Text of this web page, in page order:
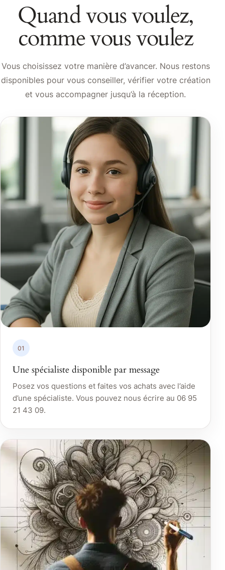
Quand vous voulez,
comme vous voulez
Vous choisissez votre manière d’avancer. Nous restons
disponibles pour vous conseiller, vérifier votre création
et vous accompagner jusqu’à la réception.
01
Une spécialiste disponible par message
Posez vos questions et faites vos achats avec l’aide
d’une spécialiste. Vous pouvez nous écrire au 06 95
21 43 09.